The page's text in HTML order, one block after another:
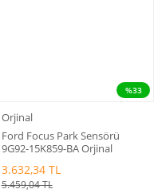
%33
Orjinal
Ford Focus Park Sensörü
9G92-15K859-BA Orjinal
3.632,34 TL
5.459,04 TL